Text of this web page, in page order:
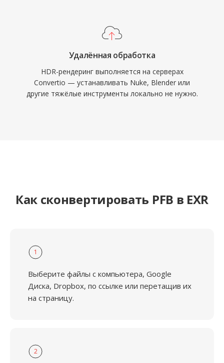
Удалённая обработка
HDR-рендеринг выполняется на серверах
Convertio — устанавливать Nuke, Blender или
другие тяжёлые инструменты локально не нужно.
Как сконвертировать PFB в EXR
1
Выберите файлы с компьютера, Google
Диска, Dropbox, по ссылке или перетащив их
на страницу.
2